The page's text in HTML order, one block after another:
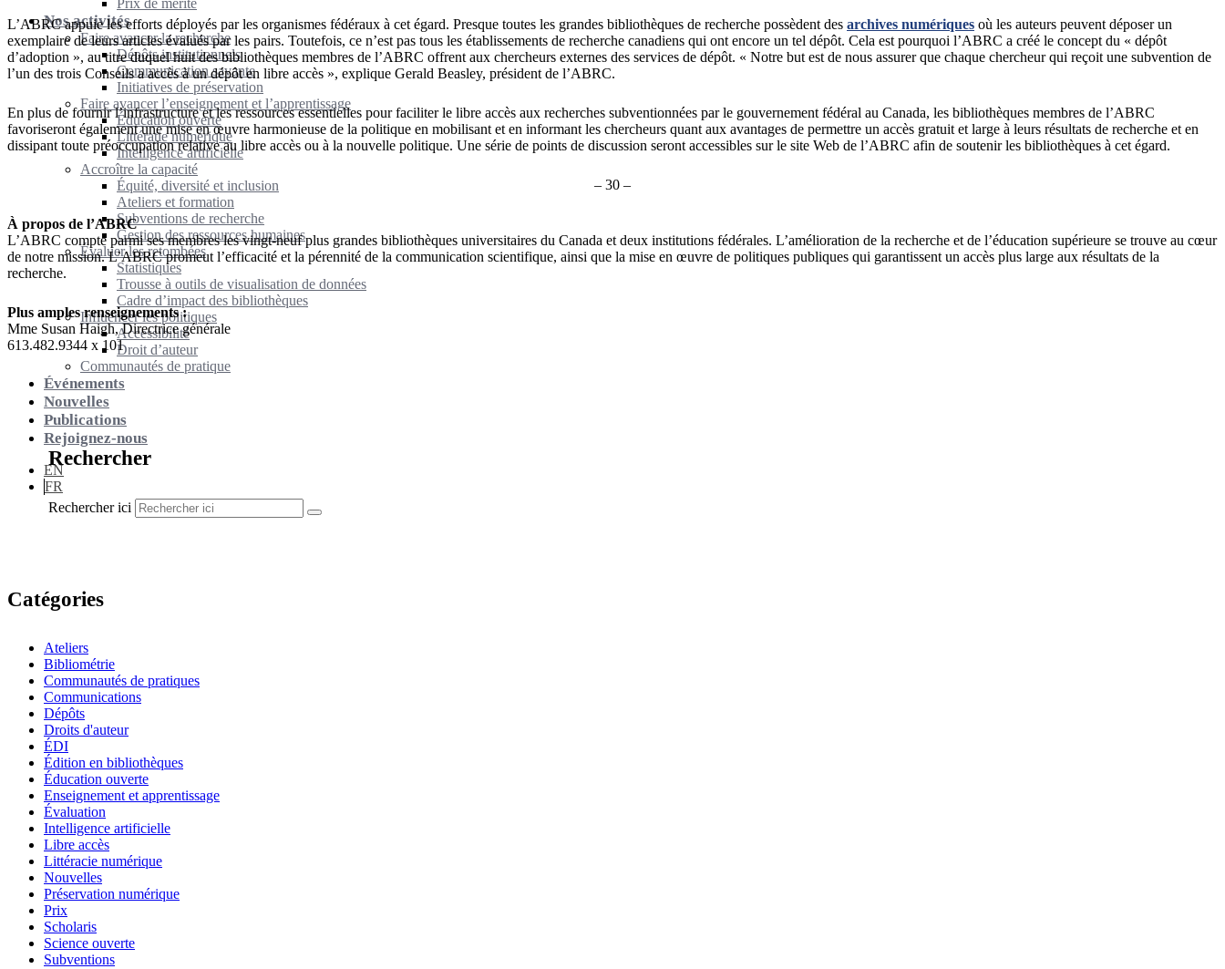
Prix de mérite
Nos activités
Faire avancer la recherche
Dépôts institutionnels
Communication savante
Initiatives de préservation
Faire avancer l’enseignement et l’apprentissage
Éducation ouverte
Littératie numérique
Intelligence artificielle
Accroître la capacité
Équité, diversité et inclusion
Ateliers et formation
Subventions de recherche
Gestion des ressources humaines
Évaluer les retombées
Statistiques
Trousse à outils de visualisation de données
Cadre d’impact des bibliothèques
Influencer les politiques
Accessibilité
Droit d’auteur
Communautés de pratique
Événements
Nouvelles
Publications
Rejoignez-nous
EN
FR
L’ABRC appuie les efforts déployés par les organismes fédéraux à cet égard. Presque toutes les grandes bibliothèques de recherche possèdent des archives numériques où les auteurs peuvent déposer un
exemplaire de leurs articles évalués par les pairs. Toutefois, ce n’est pas tous les établissements de recherche canadiens qui ont encore un tel dépôt. Cela est pourquoi l’ABRC a créé le concept du « dépôt
d’adoption », au titre duquel huit des bibliothèques membres de l’ABRC offrent aux chercheurs externes des services de dépôt. « Notre but est de nous assurer que chaque chercheur qui reçoit une subvention de
l’un des trois Conseils a accès à un dépôt en libre accès », explique Gerald Beasley, président de l’ABRC.
En plus de fournir l’infrastructure et les ressources essentielles pour faciliter le libre accès aux recherches subventionnées par le gouvernement fédéral au Canada, les bibliothèques membres de l’ABRC
favoriseront également une mise en œuvre harmonieuse de la politique en mobilisant et en informant les chercheurs quant aux avantages de permettre un accès gratuit et large à leurs résultats de recherche et en
dissipant toute préoccupation relative au libre accès ou à la nouvelle politique. Une série de points de discussion seront accessibles sur le site Web de l’ABRC afin de soutenir les bibliothèques à cet égard.
– 30 –
À propos de l’ABRC
L’ABRC compte parmi ses membres les vingt-neuf plus grandes bibliothèques universitaires du Canada et deux institutions fédérales. L’amélioration de la recherche et de l’éducation supérieure se trouve au cœur
de notre mission. L’ABRC promeut l’efficacité et la pérennité de la communication scientifique, ainsi que la mise en œuvre de politiques publiques qui garantissent un accès plus large aux résultats de la
recherche.
Plus amples renseignements :
Mme Susan Haigh, Directrice générale
613.482.9344 x 101
Rechercher
Rechercher ici
Catégories
Ateliers
Bibliométrie
Communautés de pratiques
Communications
Dépôts
Droits d'auteur
ÉDI
Édition en bibliothèques
Éducation ouverte
Enseignement et apprentissage
Évaluation
Intelligence artificielle
Libre accès
Littéracie numérique
Nouvelles
Préservation numérique
Prix
Scholaris
Science ouverte
Subventions